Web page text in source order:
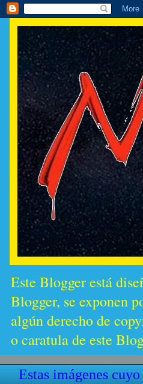
Este Blogger está
Blogger, se exponen
algún derecho de
o caratula de este
Estas imágenes